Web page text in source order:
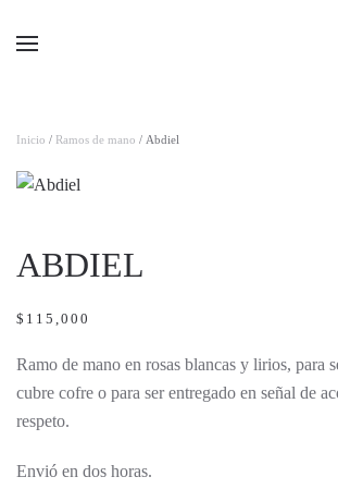
Inicio / Ramos de mano / Abdiel
ABDIEL
$ 115,000
Ramo de mano en rosas blancas y lirios, para
cubre cofre o para ser entregado en señal de
respeto.
Envió en dos horas.